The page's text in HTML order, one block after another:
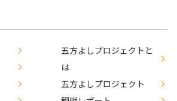
五方よしプロジェクトと
は
五方よしプロジェクト